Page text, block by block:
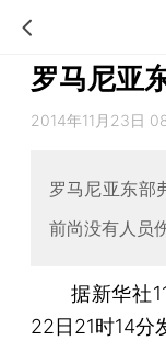
罗马尼亚
2014年11月23日
罗马尼亚东部
前尚没有人员
据新华社11
22日21时14分